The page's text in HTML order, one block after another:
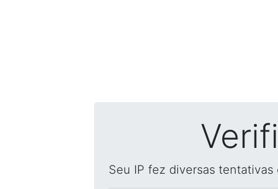
Seu IP fez diversas